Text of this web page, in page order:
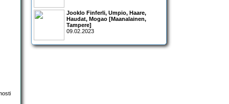
Jooklo Finferli, Umpio, Haare,
Haudat, Mogao [Maanalainen,
Tampere]
09.02.2023